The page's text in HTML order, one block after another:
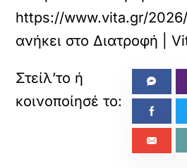
https://www.vita.gr/
ανήκει στοΔιατροφή |